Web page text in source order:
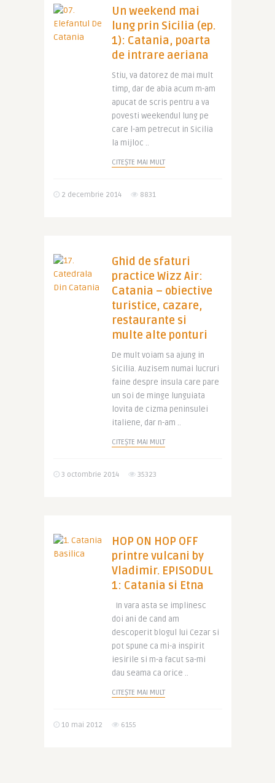
Un weekend mai
lung prin Sicilia (ep.
1): Catania, poarta
de intrare aeriana
Stiu, va datorez de mai mult
timp, dar de abia acum m-am
apucat de scris pentru a va
povesti weekendul lung pe
care l-am petrecut in Sicilia
la mijloc ..
CITEȘTE MAI MULT
2 decembrie 2014 8831
Ghid de sfaturi
practice Wizz Air:
Catania – obiective
turistice, cazare,
restaurante si
multe alte ponturi
De mult voiam sa ajung in
Sicilia. Auzisem numai lucruri
faine despre insula care pare
un soi de minge lunguiata
lovita de cizma peninsulei
italiene, dar n-am ..
CITEȘTE MAI MULT
3 octombrie 2014 35323
HOP ON HOP OFF
printre vulcani by
Vladimir. EPISODUL
1: Catania si Etna
In vara asta se implinesc
doi ani de cand am
descoperit blogul lui Cezar si
pot spune ca mi-a inspirit
iesirile si m-a facut sa-mi
dau seama ca orice ..
CITEȘTE MAI MULT
10 mai 2012 6155